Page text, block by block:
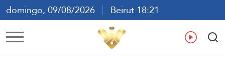
domingo, 09/08/2026
Beirut 18:21
ع En